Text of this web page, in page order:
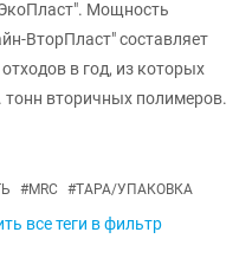
Мощность
ВторПласт" составляет
в год, из которых
тонн вторичных полимеров.
#MRC #ТАРА/УПАКОВКА
все теги в фильтр